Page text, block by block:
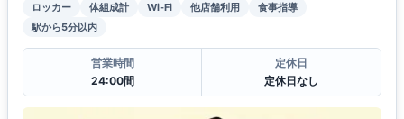
ロッカー 体組成計 Wi-Fi 他店舗利用
食事指導
駅から5分以内
営業時間
24:00間
定休日
定休日なし